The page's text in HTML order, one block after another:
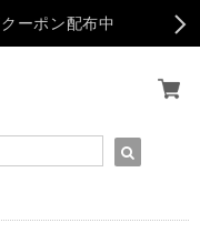
ーポン配布中